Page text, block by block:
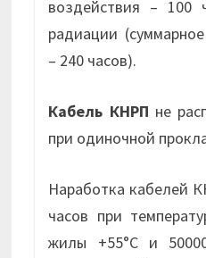
воздействия – 100
радиации
– 240 часов).
Кабель КНРП не
при одиночной
Наработка кабелей
часов при
жилы +55°С и